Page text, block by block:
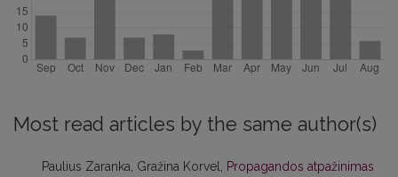
Most read articles by the same author(s)
Paulius Zaranka, Gražina Korvel,
Propagandos atpažinimas